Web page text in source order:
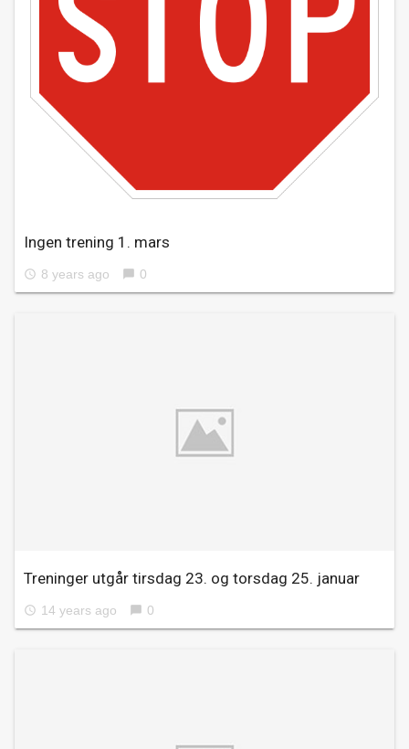
Ingen trening 1. mars
access_time 8 years ago chat_bubble 0
Treninger utgår tirsdag 23. og torsdag 25. januar
access_time 14 years ago chat_bubble 0